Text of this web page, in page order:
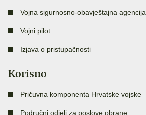
Vojna sigurnosno-obavještajna agencija
Vojni pilot
Izjava o pristupačnosti
Korisno
Pričuvna komponenta Hrvatske vojske
Područni odjeli za poslove obrane